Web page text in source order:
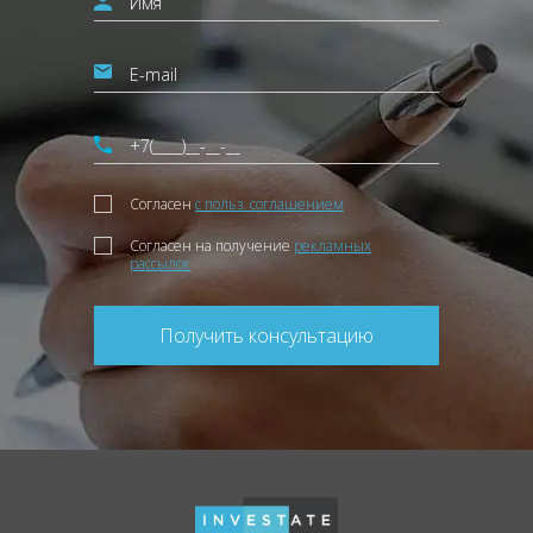
Согласен с польз. соглашением
Согласен на получение рекламных
рассылок
Получить консультацию